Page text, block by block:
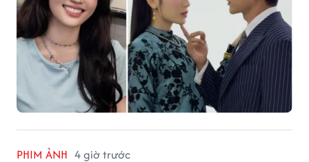
PHIM ẢNH 4 giờ trước